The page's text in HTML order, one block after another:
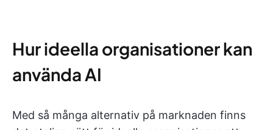
Hur ideella organisationer kan
använda AI
Med så många alternativ på marknaden finns